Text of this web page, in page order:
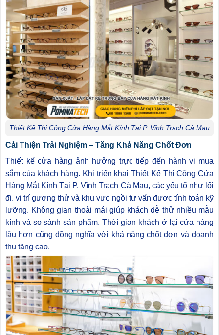
Thiết Kế Thi Công Cửa Hàng Mắt Kính Tại P. Vĩnh Trạch Cà Mau
Cải Thiện Trải Nghiệm – Tăng Khả Năng Chốt Đơn
Thiết kế cửa hàng ảnh hưởng trực tiếp đến hành vi mua
sắm của khách hàng. Khi triển khai Thiết Kế Thi Công Cửa
Hàng Mắt Kính Tại P. Vĩnh Trạch Cà Mau, các yếu tố như lối
đi, vị trí gương thử và khu vực ngồi tư vấn được tính toán kỹ
lưỡng. Không gian thoải mái giúp khách dễ thử nhiều mẫu
kính và so sánh sản phẩm. Thời gian khách ở lại cửa hàng
lâu hơn cũng đồng nghĩa với khả năng chốt đơn và doanh
thu tăng cao.